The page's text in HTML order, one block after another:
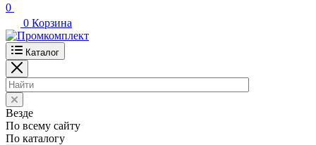
0
0 Корзина
Каталог
Везде
По всему сайту
По каталогу